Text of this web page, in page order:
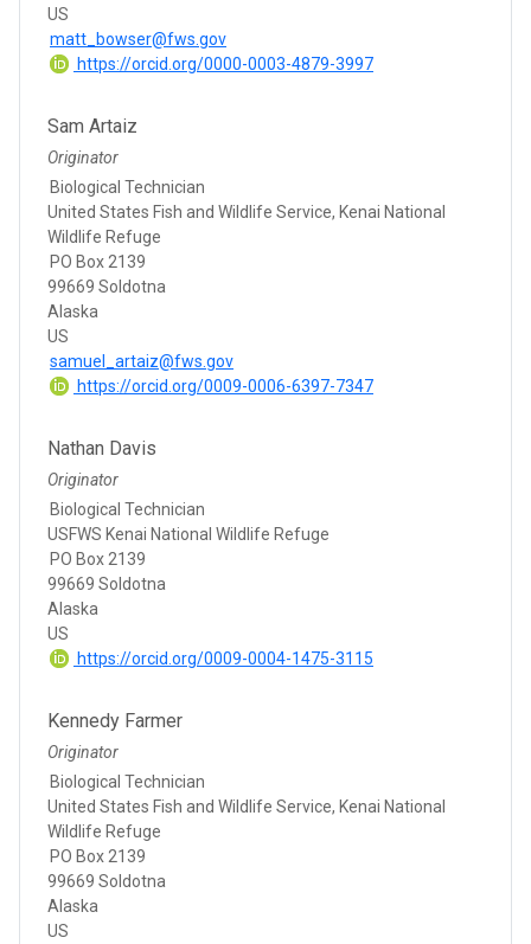
US
matt_bowser@fws.gov
https://orcid.org/0000-0003-4879-3997
Sam Artaiz
Originator
Biological Technician
United States Fish and Wildlife Service, Kenai National
Wildlife Refuge
PO Box 2139
99669 Soldotna
Alaska
US
samuel_artaiz@fws.gov
https://orcid.org/0009-0006-6397-7347
Nathan Davis
Originator
Biological Technician
USFWS Kenai National Wildlife Refuge
PO Box 2139
99669 Soldotna
Alaska
US
https://orcid.org/0009-0004-1475-3115
Kennedy Farmer
Originator
Biological Technician
United States Fish and Wildlife Service, Kenai National
Wildlife Refuge
PO Box 2139
99669 Soldotna
Alaska
US